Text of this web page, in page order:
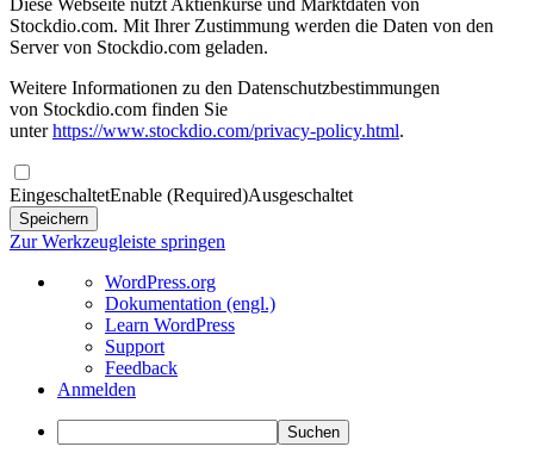
Stockdio.com. Mit Ihrer Zustimmung werden die Daten von den
Server von Stockdio.com geladen.
Weitere Informationen zu den Datenschutzbestimmungen
von Stockdio.com finden Sie
unterhttps://www.stockdio.com/privacy-policy.html.
EingeschaltetEnable (Required)Ausgeschaltet
Zur Werkzeugleiste springen
Über
WordPress
WordPress.org
Dokumentation (engl.)
Learn WordPress
Support
Feedback
Anmelden
Suchen